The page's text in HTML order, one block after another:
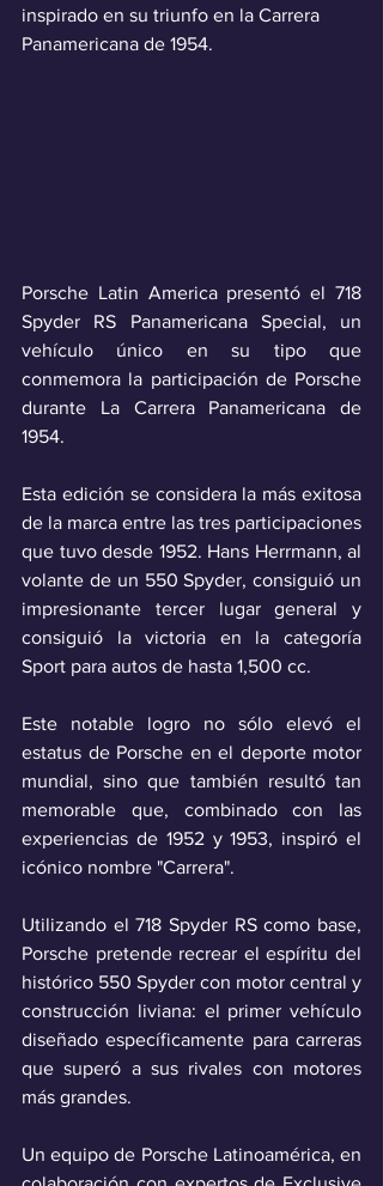
inspirado en su triunfo en la Carrera
Panamericana de 1954.
Porsche Latin America presentó el 718
Spyder RS Panamericana Special, un
vehículo único en su tipo que
conmemora la participación de Porsche
durante La Carrera Panamericana de
1954.
Esta edición se considera la más exitosa
de la marca entre las tres participaciones
que tuvo desde 1952. Hans Herrmann, al
volante de un 550 Spyder, consiguió un
impresionante tercer lugar general y
consiguió la victoria en la categoría
Sport para autos de hasta 1,500 cc.
Este notable logro no sólo elevó el
estatus de Porsche en el deporte motor
mundial, sino que también resultó tan
memorable que, combinado con las
experiencias de 1952 y 1953, inspiró el
icónico nombre "Carrera".
Utilizando el 718 Spyder RS como base,
Porsche pretende recrear el espíritu del
histórico 550 Spyder con motor central y
construcción liviana: el primer vehículo
diseñado específicamente para carreras
que superó a sus rivales con motores
más grandes.
Un equipo de Porsche Latinoamérica, en